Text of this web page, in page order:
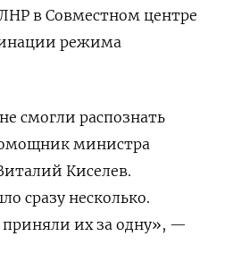
в Совместном центре
режима
смогли распознать
министра
Киселев.
сразу несколько.
приняли их за одну», —